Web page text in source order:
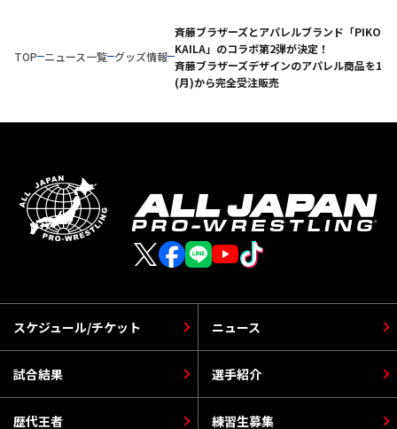
TOP ニュース一覧 グッズ情報
斉藤ブラザーズとアパレルブランド「PIKO
KAILA」のコラボ第2弾が決定！
斉藤ブラザーズデザインのアパレル商品を11
(月)から完全受注販売
スケジュール/チケット
選手紹介
ニュース
歴代王者
試合結果
練習生募集